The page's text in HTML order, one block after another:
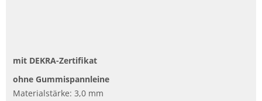
mit DEKRA-Zertifikat
ohne Gummispannleine
Materialstärke: 3,0 mm